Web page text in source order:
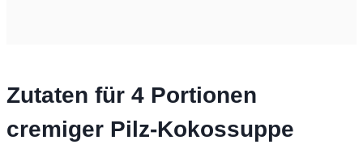
Zutaten für 4 Portionen
cremiger Pilz-Kokossuppe